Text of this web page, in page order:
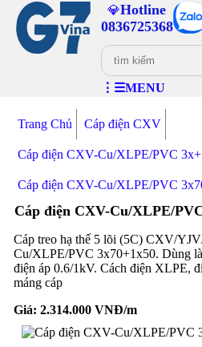
💎Hotline
0836725368
⋮☰MENU
Trang Chủ Cáp điện CXV
Cáp điện CXV-Cu/XLPE/PVC
Cáp điện CXV-Cu/XLPE/PVC
Cáp điện CXV-Cu/XLPE/
Cáp treo hạ thế 5 lõi (5C) CXV/
Cu/XLPE/PVC 3x70+1x50. Dùng
điện áp 0.6/1kV. Cách điện XLPE,
máng cáp
Giá: 2.314.000VNĐ/m